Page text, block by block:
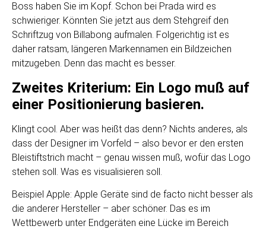
Boss haben Sie im Kopf. Schon bei Prada wird es
schwieriger. Könnten Sie jetzt aus dem Stehgreif den
Schriftzug von Billabong aufmalen. Folgerichtig ist es
daher ratsam, längeren Markennamen ein Bildzeichen
mitzugeben. Denn das macht es besser.
Zweites Kriterium: Ein Logo muß auf
einer Positionierung basieren.
Klingt cool. Aber was heißt das denn? Nichts anderes, als
dass der Designer im Vorfeld – also bevor er den ersten
Bleistiftstrich macht – genau wissen muß, wofür das Logo
stehen soll. Was es visualisieren soll.
Beispiel Apple: Apple Geräte sind de facto nicht besser als
die anderer Hersteller – aber schöner. Das es im
Wettbewerb unter Endgeräten eine Lücke im Bereich